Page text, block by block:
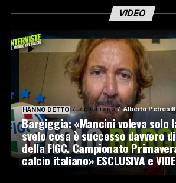
VIDEO
HANNO DETTO 7 giorni ago Alberto
Bargiggia: «Mancini voleva solo
svelo cosa è successo davvero
della FIGC. Campionato
calcio italiano» ESCLUSIVA e